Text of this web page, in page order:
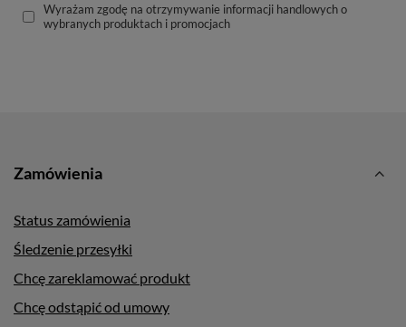
Wyrażam zgodę na otrzymywanie informacji handlowych o
wybranych produktach i promocjach
Zamówienia
Status zamówienia
Śledzenie przesyłki
Chcę zareklamować produkt
Chcę odstąpić od umowy